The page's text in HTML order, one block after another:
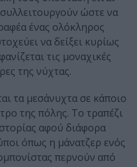
ώστε να
ένας ολόκληρος
να δείξει κυρίως
τις μοναχικές
της νύχτας.
τα μεσάνυχτα σε κάποιο
της πόλης. Το τραπέζι
αφού διάφορα
όπως η μάνατζερ ενός
περνούν από